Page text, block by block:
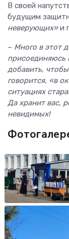
В своей
будущим
неверующих»и
– Много в этот
присоединяюсь
добавить,
говорится, «в
ситуациях
Да хранит вас,
невидимых!